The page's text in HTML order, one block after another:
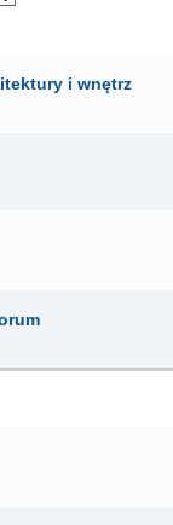
i wnętrz